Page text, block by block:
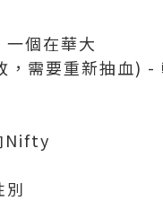
個在華大
需要重新抽血) -
Nifty
別